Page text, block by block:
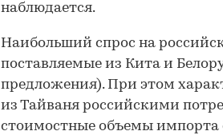
наблюдается.
Наибольший спрос на
поставляемые из Кита и
предложения). При этом
из Тайваня российскими
стоимостные объемы импорта